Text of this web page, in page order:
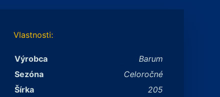
Vlastnosti:
Výrobca
Barum
Sezóna
Celoročné
Šírka
205